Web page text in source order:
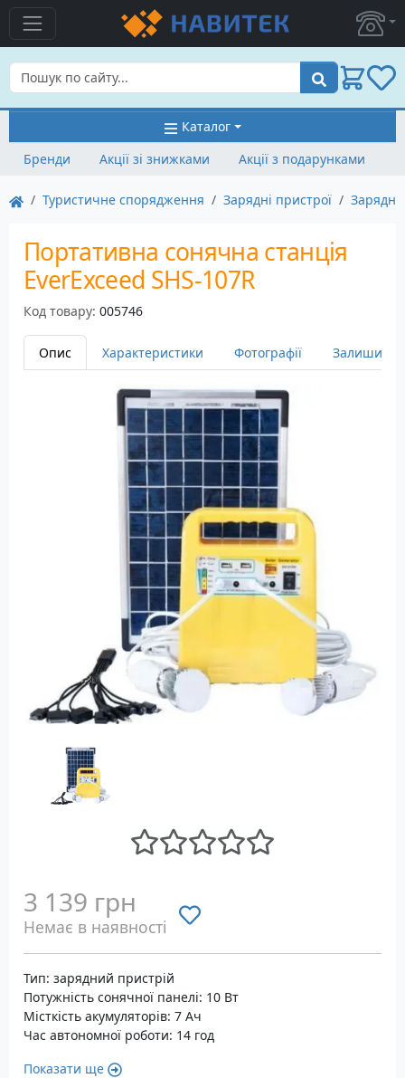
Пошук
Каталог
Бренди
Акції зі знижками Акції з подарунками
Туристичне спорядження Зарядні пристрої Зарядні
Портативна сонячна станція
EverExceed SHS-107R
Код товару: 005746
Опис Характеристики Фотографії Залишити
3 139 грн
Немає в наявності
Тип: зарядний пристрій
Потужність сонячної панелі: 10 Вт
Місткість акумуляторів: 7 Ач
Час автономної роботи: 14 год
Показати ще